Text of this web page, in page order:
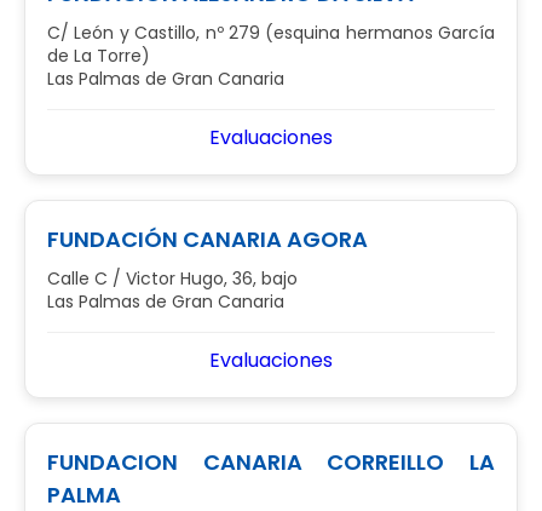
C/ León y Castillo, nº 279 (esquina hermanos García
de La Torre)
Las Palmas de Gran Canaria
Evaluaciones
FUNDACIÓN CANARIA AGORA
Calle C / Victor Hugo, 36, bajo
Las Palmas de Gran Canaria
Evaluaciones
FUNDACION CANARIA CORREILLO LA
PALMA